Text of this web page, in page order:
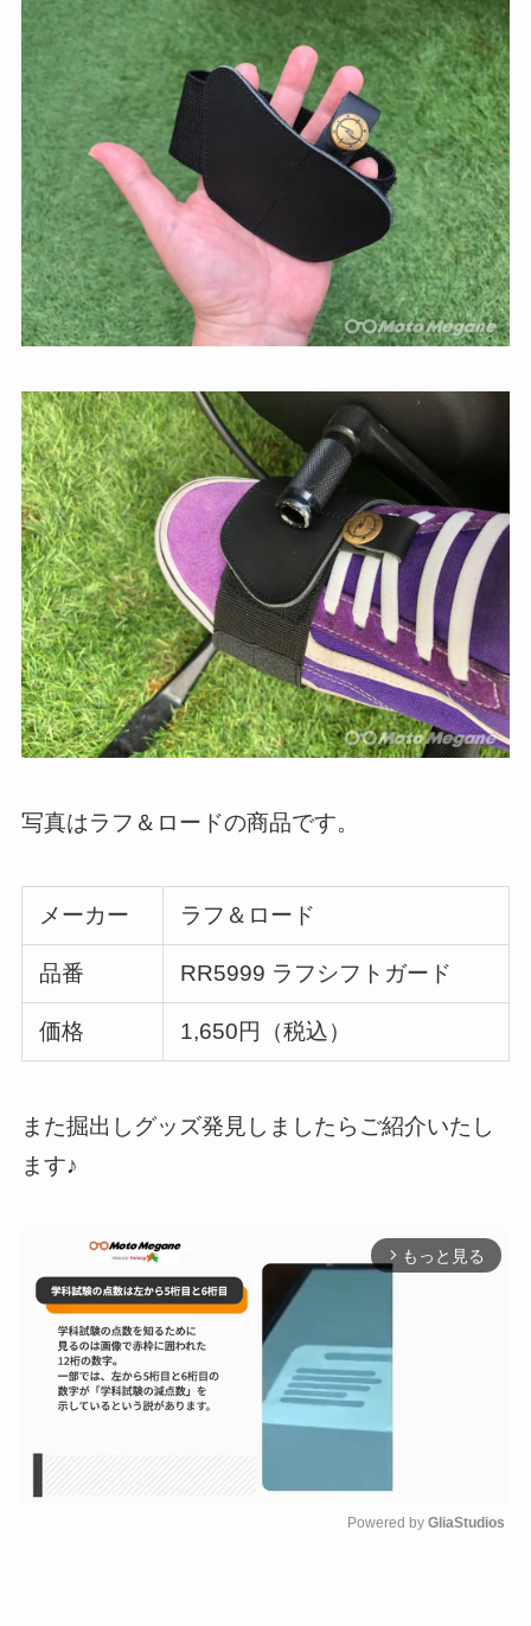
写真はラフ＆ロードの商品です。
メーカー ラフ＆ロード
品番 RR5999 ラフシフトガード
価格 1,650円（税込）
また掘出しグッズ発見しましたらご紹介いたし
ます♪
arrow_forward_ios もっと見る
Powered by GliaStudios